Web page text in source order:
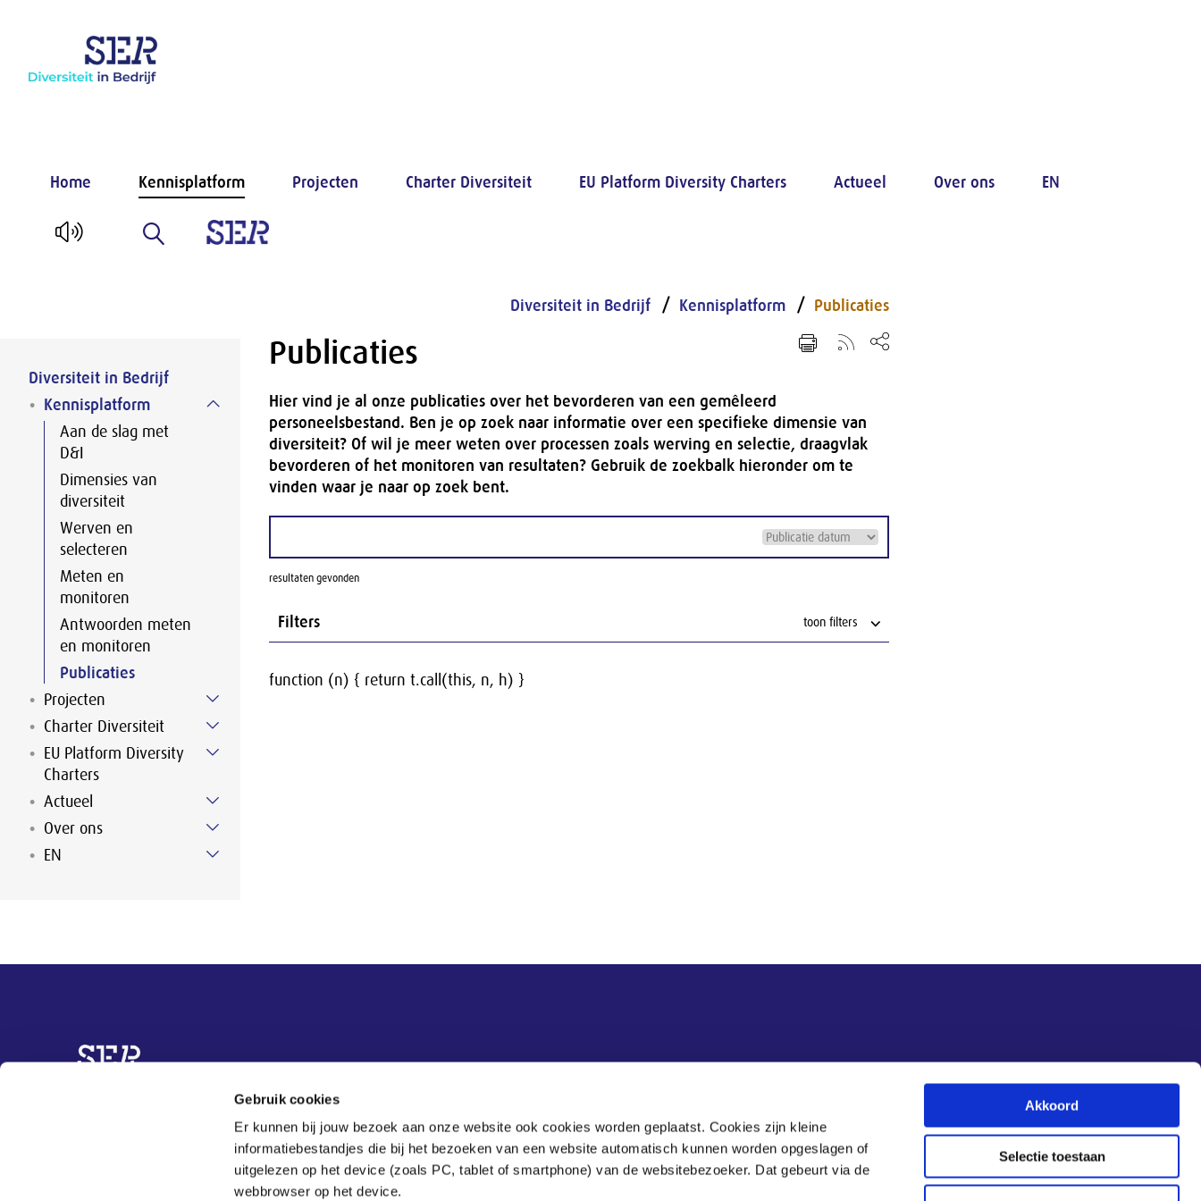
Gebruik cookies
Er kunnen bij jouw bezoek aan onze website ook cookies worden geplaatst. Cookies zijn kleine
informatiebestandjes die bij het bezoeken van een website automatisch kunnen worden opgeslagen of
uitgelezen op het device (zoals PC, tablet of smartphone) van de websitebezoeker. Dat gebeurt via de
webbrowser op het device.
Akkoord
Selectie toestaan
Home Kennisplatform Projecten Charter Diversiteit EU Platform Diversity Charters Actueel Over ons EN
Diversiteit in Bedrijf
Kennisplatform
Aan de slag met
D&I
Dimensies van
diversiteit
Werven en
selecteren
Meten en
monitoren
Antwoorden meten
en monitoren
Publicaties
Projecten
Charter Diversiteit
EU Platform Diversity
Charters
Actueel
Over ons
EN
Diversiteit in Bedrijf Kennisplatform Publicaties
Publicaties
Hier vind je al onze publicaties over het bevorderen van een gemêleerd
personeelsbestand. Ben je op zoek naar informatie over een specifieke dimensie van
diversiteit? Of wil je meer weten over processen zoals werving en selectie, draagvlak
bevorderen of het monitoren van resultaten? Gebruik de zoekbalk hieronder om te
vinden waar je naar op zoek bent.
resultaten gevonden
Filters toon filters ⌵
function (n) { return t.call(this, n, h) }
Overige informatie
Contact
E: dib@ser.nl
Adres
Bezuidenhoutseweg 60